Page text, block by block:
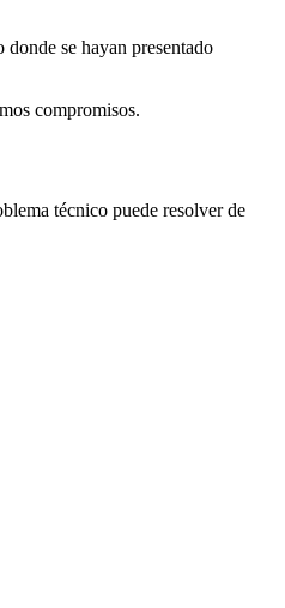
se hayan presentado
compromisos.
técnico puede resolver de